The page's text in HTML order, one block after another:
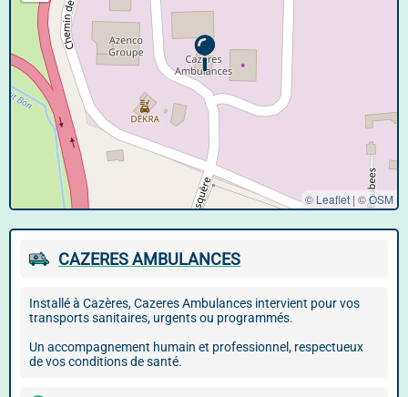
© Leaflet | ©OSM
CAZERES AMBULANCES
Installé à Cazères, Cazeres Ambulances intervient pour vos
transports sanitaires, urgents ou programmés.
Un accompagnement humain et professionnel, respectueux
de vos conditions de santé.